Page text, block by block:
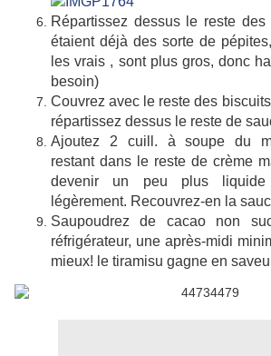
Répartissez dessus le reste
étaient déjà des sorte de
les vrais , sont plus gros, donc
besoin)
Couvrez avec le reste des
répartissez dessus le reste de
Ajoutez 2 cuill. à soupe du
restant dans le reste de crème
devenir un peu plus
légèrement. Recouvrez-en la
Saupoudrez de cacao non
réfrigérateur, une après-midi
mieux! le tiramisu gagne en